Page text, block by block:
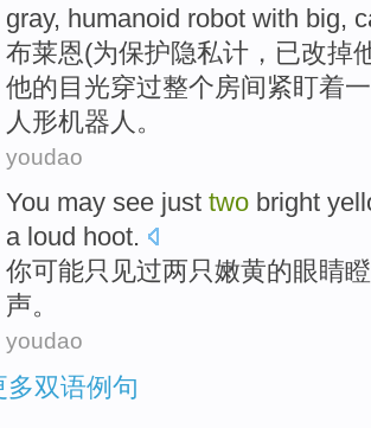
gray, humanoid robot with big,
布莱恩(为保护隐私计， 已改掉
他的 目光穿过整个房间紧盯着
人形机器人 。
youdao
You may see just two bright
a loud hoot.
你可能只见过两只嫩黄的眼睛瞪
声。
youdao
多双语例句